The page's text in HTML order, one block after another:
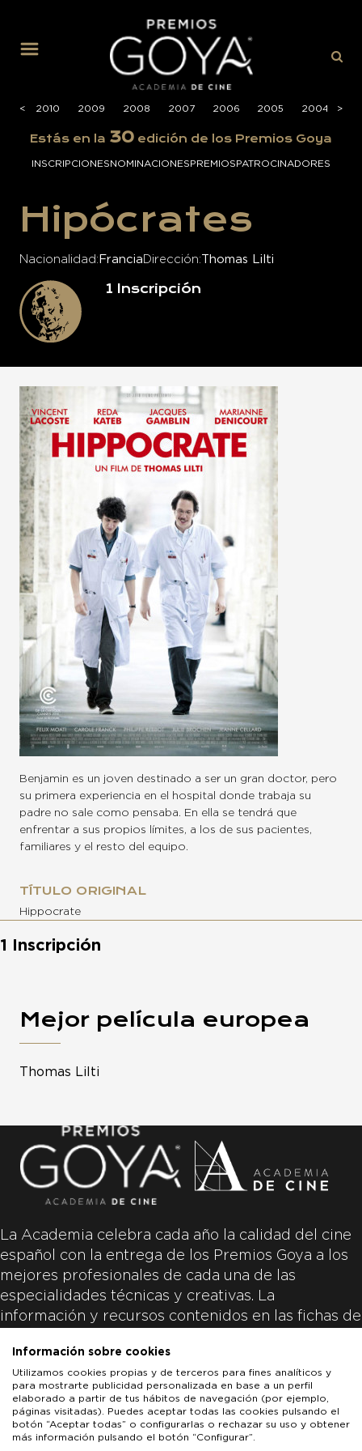
<
< 2010 2009 2008 2007 2006 2005 2004 >
>
Estás en la 30 edición de los Premios Goya
INSCRIPCIONESNOMINACIONESPREMIOSPATROCINADORES
Hipócrates
Nacionalidad Francia Dirección Thomas Lilti
1 Inscripción
Benjamin es un joven destinado a ser un gran doctor, pero
su primera experiencia en el hospital donde trabaja su
padre no sale como pensaba. En ella se tendrá que
enfrentar a sus propios límites, a los de sus pacientes,
familiares y el resto del equipo.
TÍTULO ORIGINAL
Hippocrate
1 Inscripción
Mejor película europea
Thomas Lilti
La Academia celebra cada año la calidad del cine
español con la entrega de los Premios Goya a los
mejores profesionales de cada una de las
especialidades técnicas y creativas. La
información y recursos contenidos en las fichas de
productoras de las películas y responsabilidad
única y exclusiva de las mismas.
Información sobre cookies
Utilizamos cookies propias y de terceros para fines analíticos y
para mostrarte publicidad personalizada en base a un perfil
elaborado a partir de tus hábitos de navegación (por ejemplo,
páginas visitadas). Puedes aceptar todas las cookies pulsando el
botón “Aceptar todas” o configurarlas o rechazar su uso y obtener
más información pulsando el botón “Configurar”.